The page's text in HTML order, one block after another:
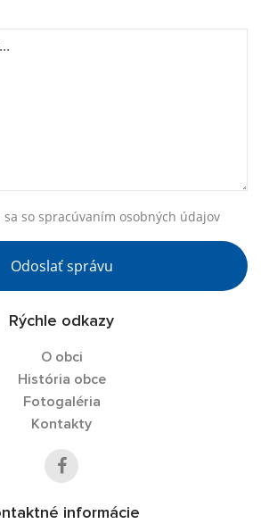
sa so spracúvaním osobných údajov
Odoslať správu
Rýchle odkazy
O obci
História obce
Fotogaléria
Kontakty
informácie